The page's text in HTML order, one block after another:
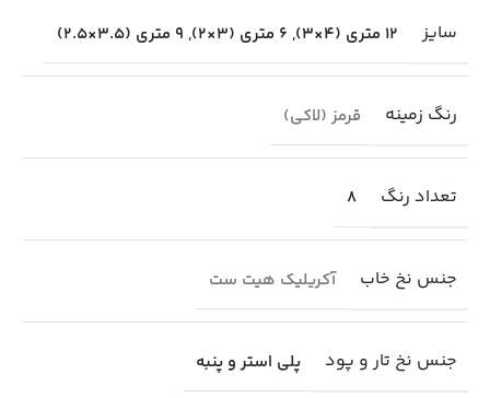
سایز 12 متری (4×3) , 6 متری (3×2) , 9 متری (3.5×2.5)
رنگ زمینه قرمز (لاکی)
تعداد رنگ 8
جنس نخ خاب آکریلیک هیت ست
جنس نخ تار و پود پلی استر و پنبه